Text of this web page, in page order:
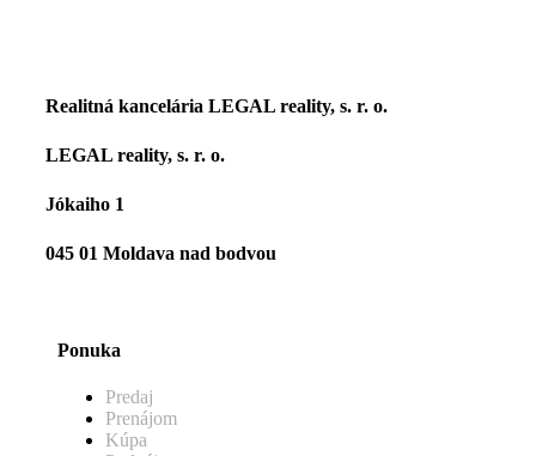
Realitná kancelária LEGAL reality, s. r. o.
LEGAL reality, s. r. o.
Jókaiho 1
045 01 Moldava nad bodvou
Ponuka
Predaj
Prenájom
Kúpa